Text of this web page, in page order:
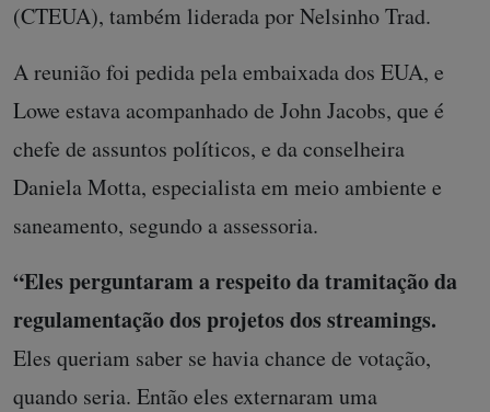
(CTEUA), também liderada por Nelsinho Trad.
A reunião foi pedida pela embaixada dos EUA, e
Lowe estava acompanhado de John Jacobs, que é
chefe de assuntos políticos, e da conselheira
Daniela Motta, especialista em meio ambiente e
saneamento, segundo a assessoria.
“Eles perguntaram a respeito da tramitação da
regulamentação dos projetos dos streamings.
Eles queriam saber se havia chance de votação,
quando seria. Então eles externaram uma